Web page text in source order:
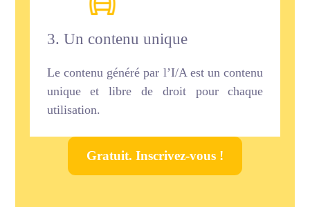
3. Un contenu unique
Le contenu généré par l’I/A est un contenu
unique et libre de droit pour chaque
utilisation.
Gratuit. Inscrivez-vous !